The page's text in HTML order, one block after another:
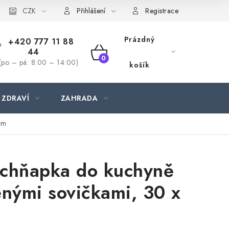
CZK Přihlášení Registrace
+420 777 11 88
44
– pá: 8:00 – 14:00)
NÁKUPNÍ
Prázdný
košík
ZAHRADA
do kuchyně
sovičkami, 30 x